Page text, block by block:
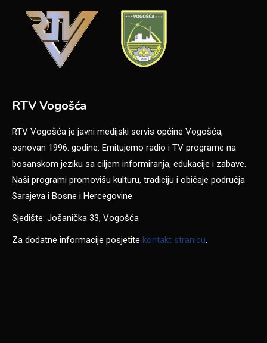
RTV Vogošća
RTV Vogošća je javni medijski servis općine Vogošća,
osnovan 1996. godine. Emitujemo radio i TV programe na
bosanskom jeziku sa ciljem informiranja, edukacije i zabave.
Naši programi promovišu kulturu, tradiciju i običaje područja
Sarajeva i Bosne i Hercegovine.
Sjedište: Jošanička 33, Vogošća
Za dodatne informacije posjetite kontakt stranicu.